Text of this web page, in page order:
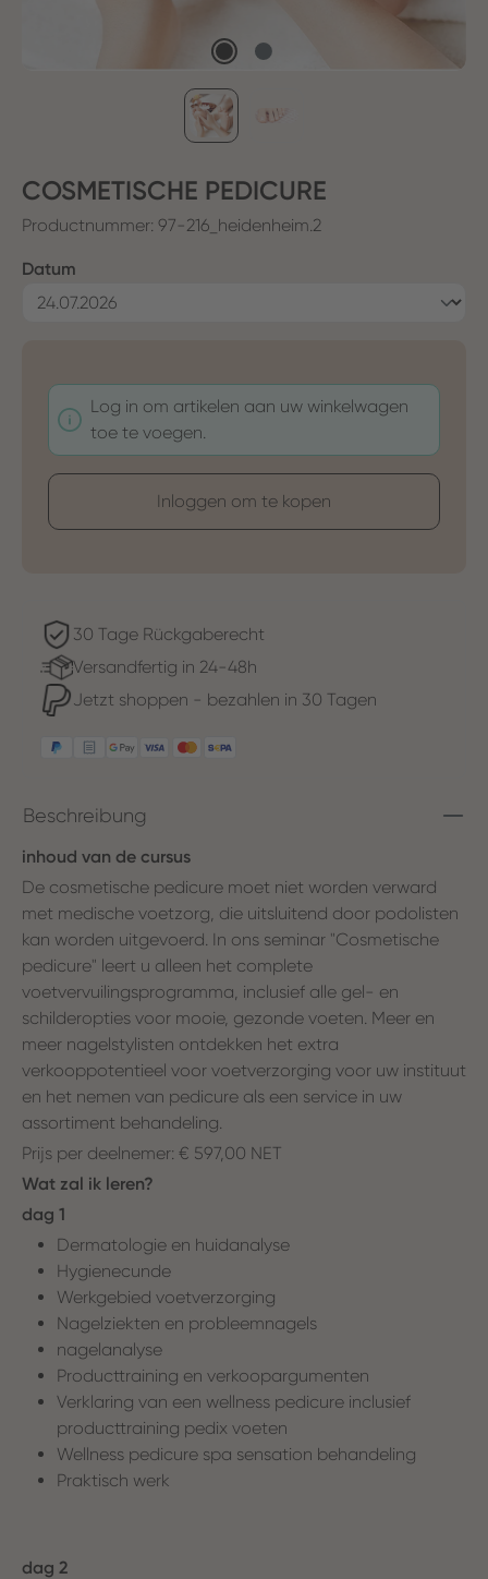
COSMETISCHE PEDICURE
Productnummer: 97-216_heidenheim.2
Selecteer
Datum
Log in om artikelen aan uw winkelwagen
toe te voegen.
Inloggen om te kopen
30 Tage Rückgaberecht
Versandfertig in 24-48h
Jetzt shoppen - bezahlen in 30 Tagen
Beschreibung
inhoud van de cursus
De cosmetische pedicure moet niet worden verward
met medische voetzorg, die uitsluitend door podolisten
kan worden uitgevoerd. In ons seminar "Cosmetische
pedicure" leert u alleen het complete
voetvervuilingsprogramma, inclusief alle gel- en
schilderopties voor mooie, gezonde voeten. Meer en
meer nagelstylisten ontdekken het extra
verkooppotentieel voor voetverzorging voor uw instituut
en het nemen van pedicure als een service in uw
assortiment behandeling.
Prijs per deelnemer: € 597,00 NET
Wat zal ik leren?
dag 1
Dermatologie en huidanalyse
Hygienecunde
Werkgebied voetverzorging
Nagelziekten en probleemnagels
nagelanalyse
Producttraining en verkoopargumenten
Verklaring van een wellness pedicure inclusief
producttraining pedix voeten
Wellness pedicure spa sensation behandeling
Praktisch werk
dag 2